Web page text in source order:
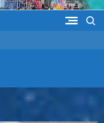
สงเคราะห์